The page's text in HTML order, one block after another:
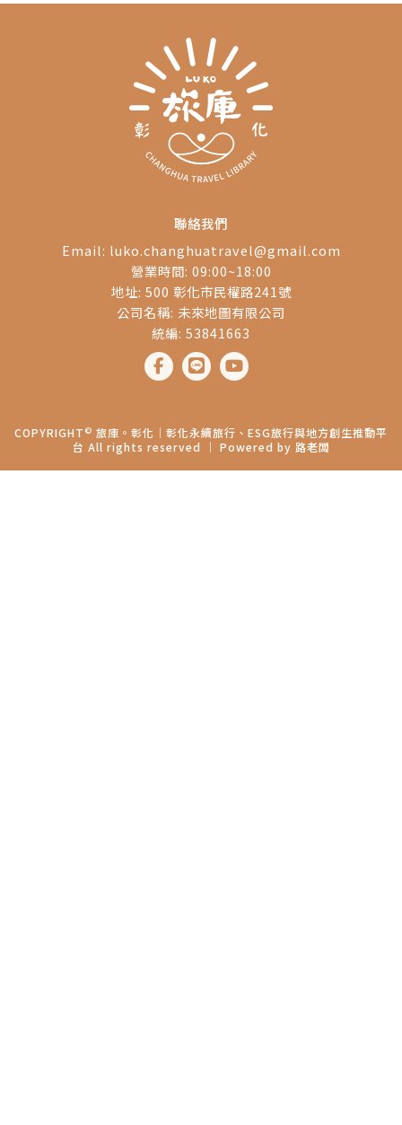
聯絡我們
Email: luko.changhuatravel@gmail.com
營業時間: 09:00~18:00
地址: 500 彰化市民權路241號
公司名稱: 未來地圖有限公司
統編: 53841663
COPYRIGHT © 旅庫。彰化│彰化永續旅行、ESG旅行與地方創生推動平
台 All rights reserved ｜ Powered by 路老闆